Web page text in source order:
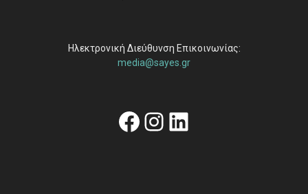
Ηλεκτρονική Διεύθυνση Επικοινωνίας:
media@sayes.gr
Facebook
Instagram
Linkedin